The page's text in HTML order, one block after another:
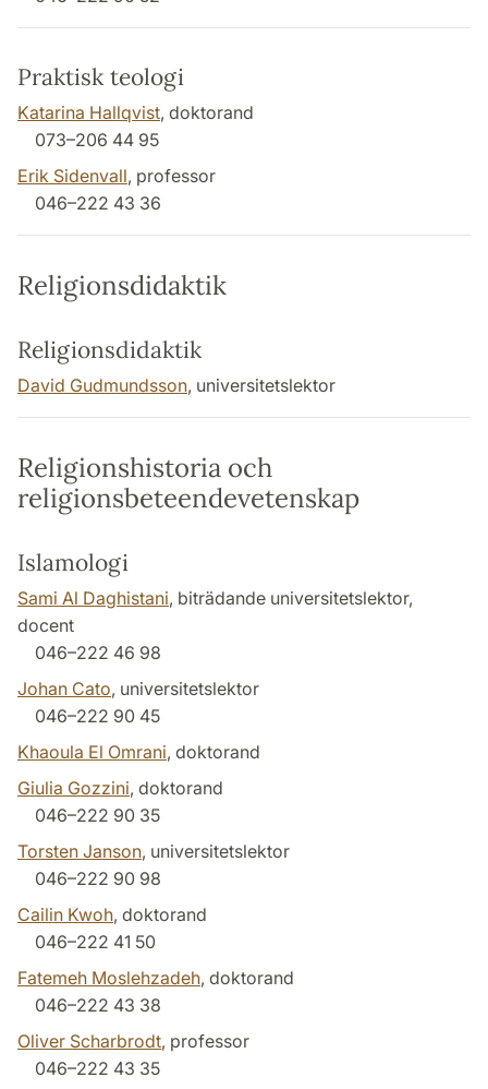
Praktisk teologi
Katarina Hallqvist, doktorand
073–206 44 95
Erik Sidenvall, professor
046–222 43 36
Religionsdidaktik
Religionsdidaktik
David Gudmundsson, universitetslektor
Religionshistoria och
religionsbeteendevetenskap
Islamologi
Sami Al Daghistani, biträdande universitetslektor,
docent
046–222 46 98
Johan Cato, universitetslektor
046–222 90 45
Khaoula El Omrani, doktorand
Giulia Gozzini, doktorand
046–222 90 35
Torsten Janson, universitetslektor
046–222 90 98
Cailin Kwoh, doktorand
046–222 41 50
Fatemeh Moslehzadeh, doktorand
046–222 43 38
Oliver Scharbrodt, professor
046–222 43 35